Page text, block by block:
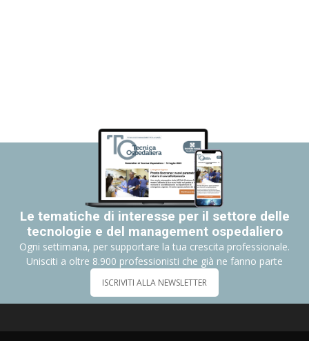
Le tematiche di interesse per il settore delle
tecnologie e del management ospedaliero
Ogni settimana, per supportare la tua crescita professionale.
Unisciti a oltre 8.900 professionisti che già ne fanno parte
ISCRIVITI ALLA NEWSLETTER